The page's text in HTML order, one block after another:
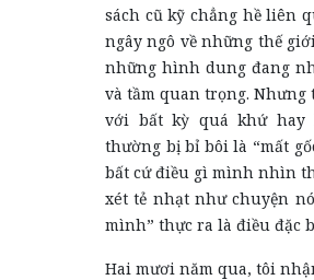
sách cũ kỹ chẳng hề liên
ngây ngô về những thế
những hình dung đang
và tầm quan trọng. Nhưng
với bất kỳ quá khứ hay
thường bị bỉ bôi là “mất
bất cứ điều gì mình nhìn
xét tẻ nhạt như chuyện
mình” thực ra là điều đặc
Hai mươi năm qua, tôi